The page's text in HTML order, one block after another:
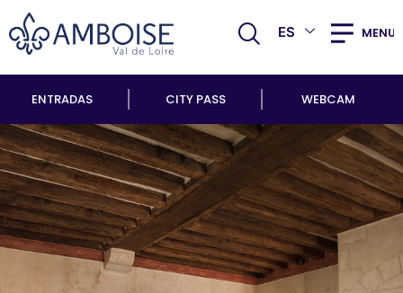
ES MENU
ENTRADAS CITY PASS WEBCAM